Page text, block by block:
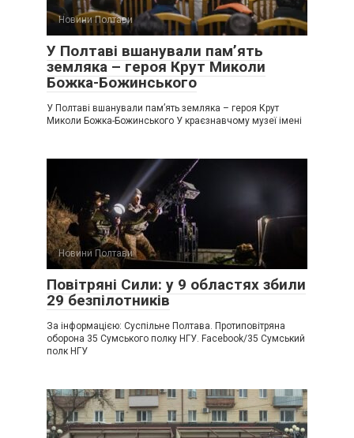
Новини Полтави
У Полтаві вшанували пам’ять
земляка – героя Крут Миколи
Божка-Божинського
У Полтаві вшанували пам’ять земляка – героя Крут
Миколи Божка-Божинського У краєзнавчому музеї імені
Новини Полтави
Повітряні Сили: у 9 областях збили
29 безпілотників
За інформацією: Суспільне Полтава. Протиповітряна
оборона 35 Сумського полку НГУ. Facebook/35 Сумський
полк НГУ